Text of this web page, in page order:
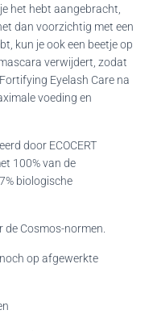
het hebt aangebracht,
dan voorzichtig met een
kun je ook een beetje op
verwijdert, zodat
Eyelash Care na
voeding en
door ECOCERT
100% van de
biologische
de Cosmos-normen.
op afgewerkte